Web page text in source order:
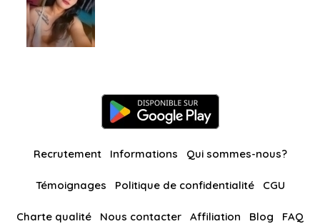
Recrutement Informations Qui sommes-nous?
Témoignages Politique de confidentialité CGU
Charte qualité Nous contacter Affiliation Blog FAQ